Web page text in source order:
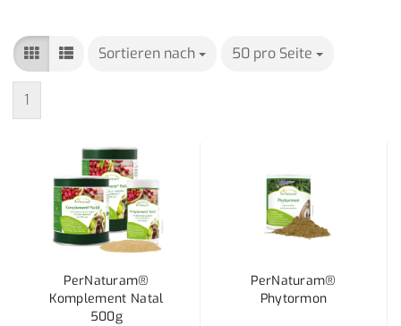
Sortieren nach
Sortieren nach 50 pro Seite
pro Seite
1
PerNaturam®
Komplement Natal
500g
PerNaturam®
Phytormon